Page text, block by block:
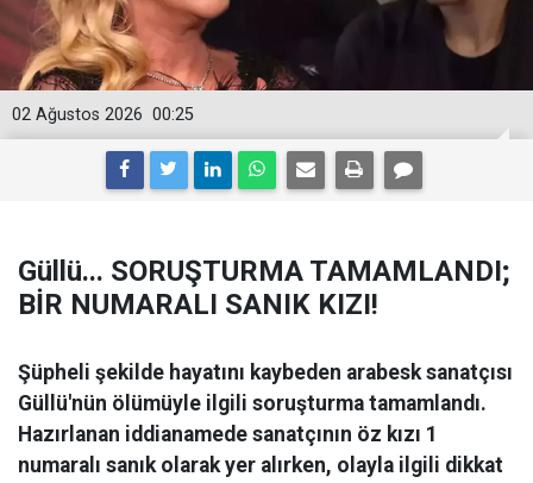
00:25
02 Ağustos 2026
Güllü... SORUŞTURMA TAMAMLANDI;
BİR NUMARALI SANIK KIZI!
Şüpheli şekilde hayatını kaybeden arabesk sanatçısı
Güllü'nün ölümüyle ilgili soruşturma tamamlandı.
Hazırlanan iddianamede sanatçının öz kızı 1
numaralı sanık olarak yer alırken, olayla ilgili dikkat